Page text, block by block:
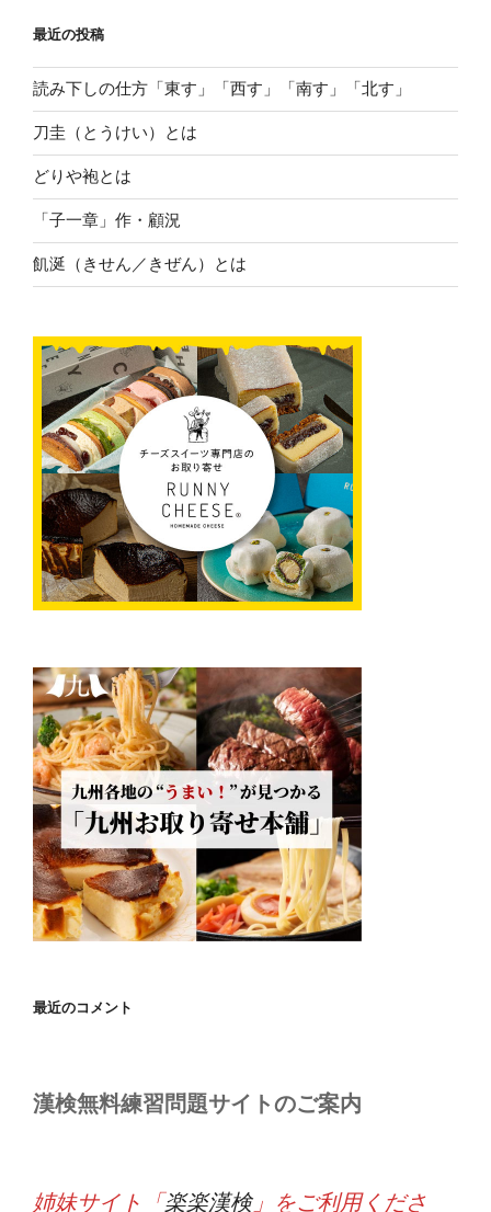
最近の投稿
読み下しの仕方「東す」「西す」「南す」「北す」
刀圭（とうけい）とは
どりや袍とは
「子一章」作・顧況
飢涎（きせん／きぜん）とは
最近のコメント
漢検無料練習問題サイトのご案内
姉妹サイト「楽楽漢検」をご利用くださ